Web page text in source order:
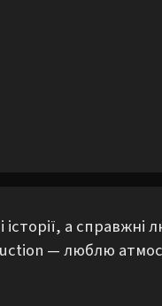
а справжні
— люблю